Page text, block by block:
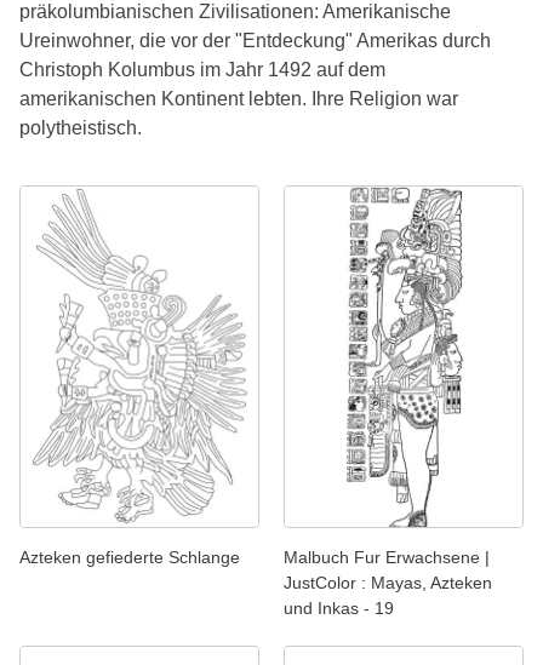
präkolumbianischen Zivilisationen: Amerikanische
Ureinwohner, die vor der "Entdeckung" Amerikas durch
Christoph Kolumbus im Jahr 1492 auf dem
amerikanischen Kontinent lebten. Ihre Religion war
polytheistisch.
Azteken gefiederte Schlange
Malbuch Fur Erwachsene |
JustColor : Mayas, Azteken
und Inkas - 19